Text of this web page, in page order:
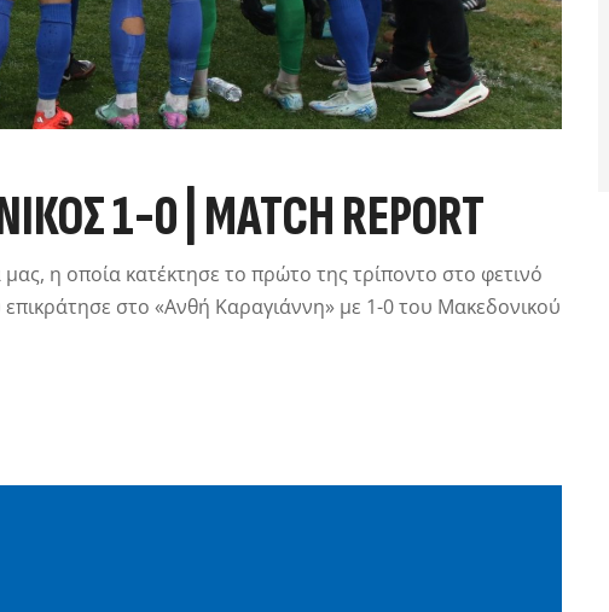
1-0 | MATCH REPORT
η οποία κατέκτησε το πρώτο της τρίποντο στο φετινό
στο «Ανθή Καραγιάννη» με 1-0 του Μακεδονικού